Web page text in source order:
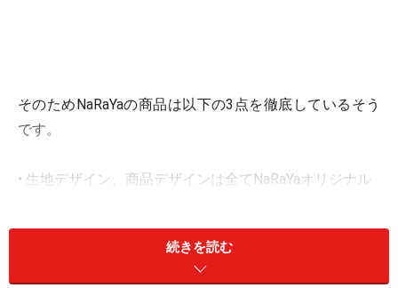
そのためNaRaYaの商品は以下の3点を徹底しているそう
です。
• 生地デザイン、商品デザインは全てNaRaYaオリジナル
• キルティングの少しのズレ、ほつれも許さない徹底し
続きを読む